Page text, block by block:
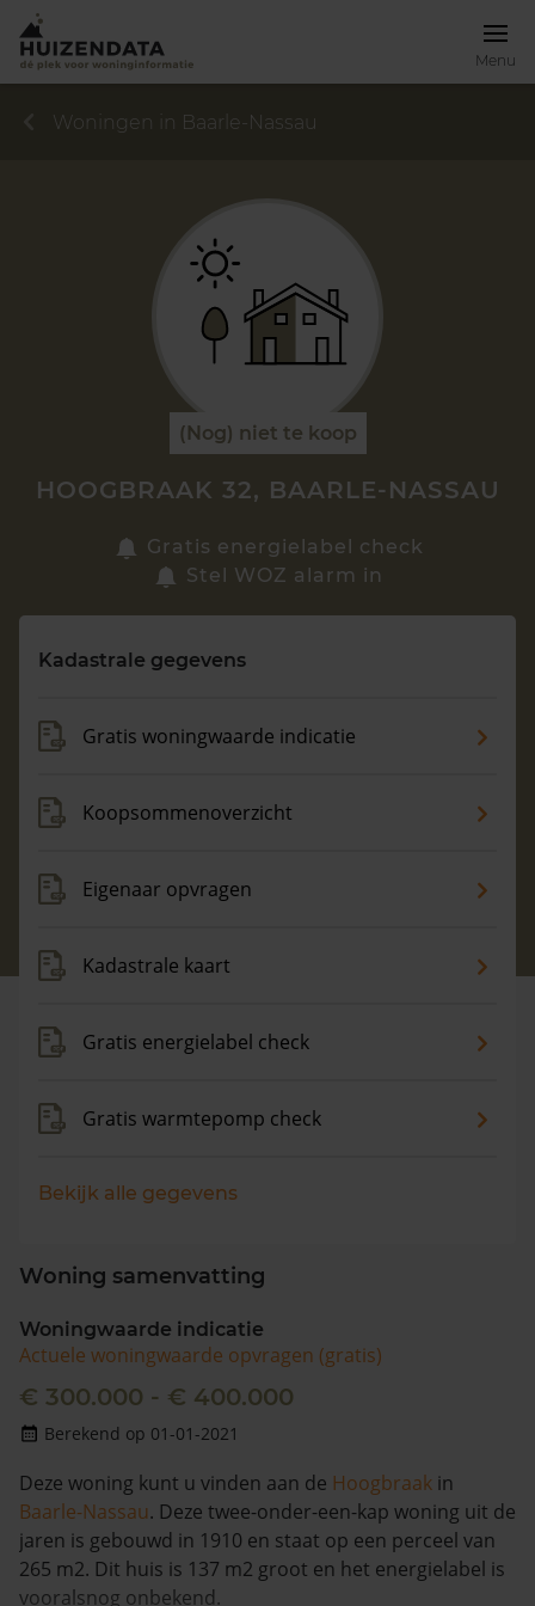
Menu
Zoek een woning
Maandag t/m vrijdag - 08:00 -18:00
Woningen in Baarle-Nassau
(Nog) niet te koop
HOOGBRAAK 32, BAARLE-NASSAU
Gratis energielabel check
Stel WOZ alarm in
Kadastrale gegevens
Gratis woningwaarde indicatie
Koopsommenoverzicht
Eigenaar opvragen
Kadastrale kaart
Gratis energielabel check
Gratis warmtepomp check
Bekijk alle gegevens
Woning samenvatting
Woningwaarde indicatie
Actuele woningwaarde opvragen (gratis)
€ 300.000 - € 400.000
Berekend op 01-01-2021
Deze woning kunt u vinden aan de Hoogbraak in
Baarle-Nassau. Deze twee-onder-een-kap woning uit de
jaren is gebouwd in 1910 en staat op een perceel van
265 m2. Dit huis is 137 m2 groot en het energielabel is
vooralsnog onbekend.